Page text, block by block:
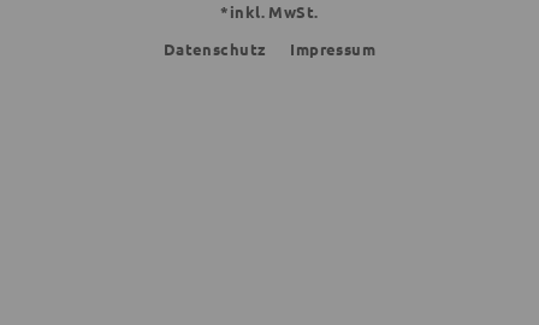
*inkl. MwSt.
Datenschutz
Impressum